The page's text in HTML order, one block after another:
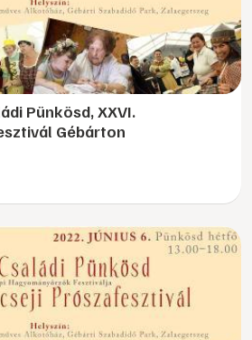
Pünkösd, XXVI.
Gébárton